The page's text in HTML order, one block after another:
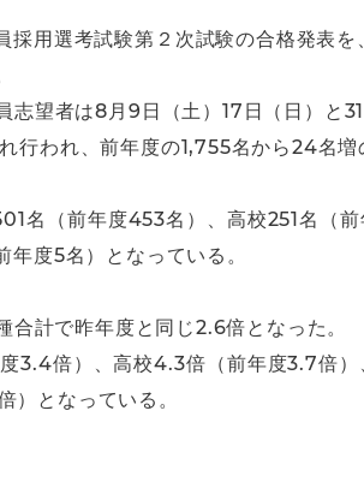
用選考試験第２次試験の合格発表
望者は8月9日（土）17日（日）と
行われ、前年度の1,755名から24名
名（前年度453名）、高校251名（
度5名）となっている。
計で昨年度と同じ2.6倍となった。
3.4倍）、高校4.3倍（前年度3.7倍
となっている。